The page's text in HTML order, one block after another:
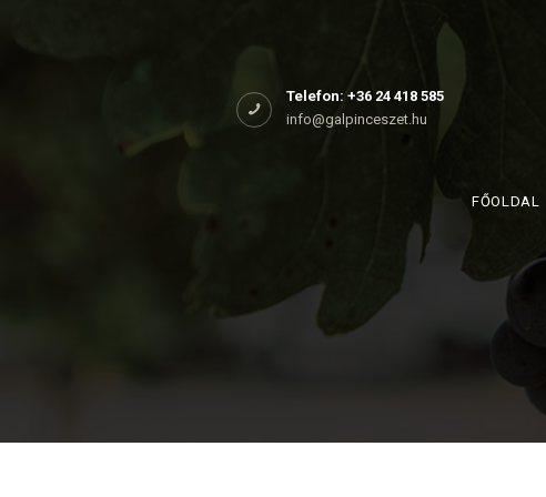
Telefon: +36 24 418 585
info@galpinceszet.hu
FŐOLDAL
Birtokaink